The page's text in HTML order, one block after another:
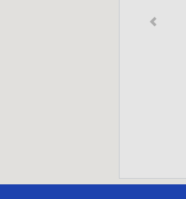
Previous